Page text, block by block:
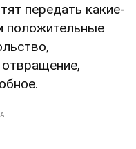
передать какие-
положительные